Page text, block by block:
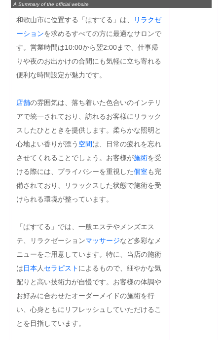
A Summary of the official website
和歌山市に位置する「ぱすてる」は、
リラクゼ
ーションを求めるすべての方に最適なサロンで
す。営業時間は10:00から翌2:00まで、仕事帰
りや夜のお出かけの合間にも気軽に立ち寄れる
便利な時間設定が魅力です。
店舗の雰囲気は、落ち着いた色合いのインテリ
アで統一されており、訪れるお客様にリラック
スしたひとときを提供します。柔らかな照明と
心地よい香りが漂う 空間は、日常の疲れを忘れ
させてくれることでしょう。お客様が施術を受
ける際には、プライバシーを重視した個室も完
備されており、リラックスした状態で施術を受
けられる環境が整っています。
「ぱすてる」では、一般エステやメンズエス
テ、リラクゼーションマッサージなど多彩なメ
ニューをご用意しています。特に、当店の施術
は日本 人 セラピスト によるもので、細やかな気
配りと高い技術力が自慢です。お客様の体調や
お好みに合わせたオーダーメイドの施術を行
い、心身ともにリフレッシュしていただけるこ
とを目指しています。